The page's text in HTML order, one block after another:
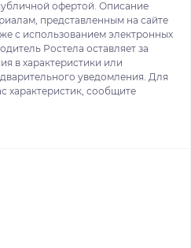
офертой. Описание
представленным на сайте
с использованием электронных
Ростела оставляет за
в характеристики или
уведомления. Для
характеристик, сообщите